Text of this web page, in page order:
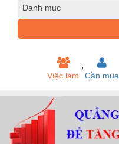
Danh mục
Việc làm Cần mua